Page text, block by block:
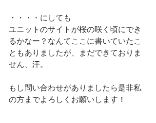
・・・・にしても
ユニットのサイトが桜の咲く頃にでき
るかなー？なんてここに書いていたこ
ともありましたが、まだできておりま
せん、汗。
もし問い合わせがありましたら是非私
の方までよろしくお願いします！